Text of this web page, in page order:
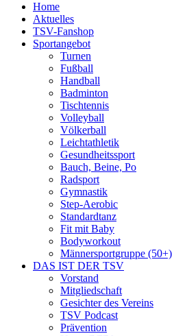
Home
Aktuelles
TSV-Fanshop
Sportangebot
Turnen
Fußball
Handball
Badminton
Tischtennis
Volleyball
Völkerball
Leichtathletik
Gesundheitssport
Bauch, Beine, Po
Radsport
Gymnastik
Step-Aerobic
Standardtanz
Fit mit Baby
Bodyworkout
Männersportgruppe (50+)
DAS IST DER TSV
Vorstand
Mitgliedschaft
Gesichter des Vereins
TSV Podcast
Prävention